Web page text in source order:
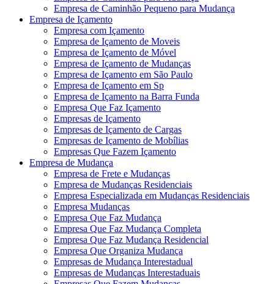
Empresa de Caminhão Pequeno para Mudança
Empresa de Içamento
Empresa com Içamento
Empresa de Içamento de Moveis
Empresa de Içamento de Móvel
Empresa de Içamento de Mudanças
Empresa de Içamento em São Paulo
Empresa de Içamento em Sp
Empresa de Içamento na Barra Funda
Empresa Que Faz Içamento
Empresas de Içamento
Empresas de Içamento de Cargas
Empresas de Içamento de Mobílias
Empresas Que Fazem Içamento
Empresa de Mudança
Empresa de Frete e Mudanças
Empresa de Mudanças Residenciais
Empresa Especializada em Mudanças Residenciais
Empresa Mudanças
Empresa Que Faz Mudança
Empresa Que Faz Mudança Completa
Empresa Que Faz Mudança Residencial
Empresa Que Organiza Mudança
Empresas de Mudança Interestadual
Empresas de Mudanças Interestaduais